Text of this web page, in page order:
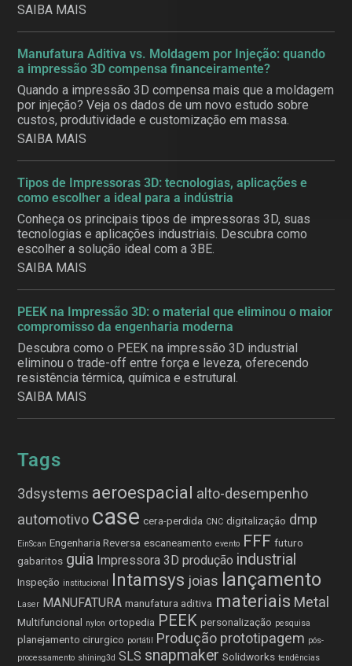
SAIBA MAIS
Manufatura Aditiva vs. Moldagem por Injeção: quando
a impressão 3D compensa financeiramente?
Quando a impressão 3D compensa mais que a moldagem
por injeção? Veja os dados de um novo estudo sobre
custos, produtividade e customização em massa.
SAIBA MAIS
Tipos de Impressoras 3D: tecnologias, aplicações e
como escolher a ideal para a indústria
Conheça os principais tipos de impressoras 3D, suas
tecnologias e aplicações industriais. Descubra como
escolher a solução ideal com a 3BE.
SAIBA MAIS
PEEK na Impressão 3D: o material que eliminou o maior
compromisso da engenharia moderna
Descubra como o PEEK na impressão 3D industrial
eliminou o trade-off entre força e leveza, oferecendo
resistência térmica, química e estrutural.
SAIBA MAIS
Tags
3dsystems aeroespacial alto-desempenho
automotivo case cera-perdida CNC digitalização dmp
EinScan Engenharia Reversa escaneamento evento FFF futuro
gabaritos guia Impressora 3D produção industrial
Inspeção institucional Intamsys joias lançamento
Laser MANUFATURA manufatura aditiva materiais Metal
Multifuncional nylon ortopedia PEEK personalização pesquisa
planejamento cirurgico portátil Produção prototipagem pós-
processamento shining3d SLS snapmaker Solidworks tendências